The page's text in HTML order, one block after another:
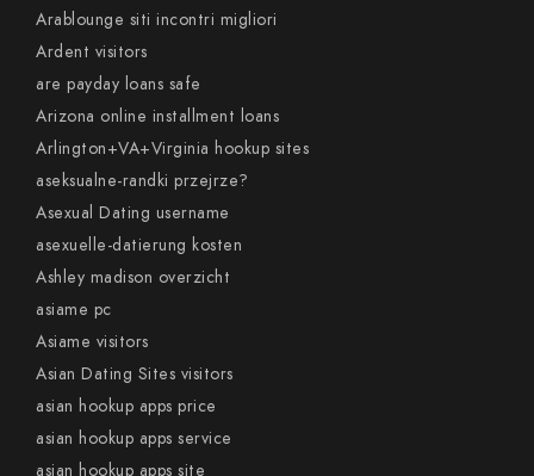
Arablounge siti incontri migliori
Ardent visitors
are payday loans safe
Arizona online installment loans
Arlington+VA+Virginia hookup sites
aseksualne-randki przejrze?
Asexual Dating username
asexuelle-datierung kosten
Ashley madison overzicht
asiame pc
Asiame visitors
Asian Dating Sites visitors
asian hookup apps price
asian hookup apps service
asian hookup apps site